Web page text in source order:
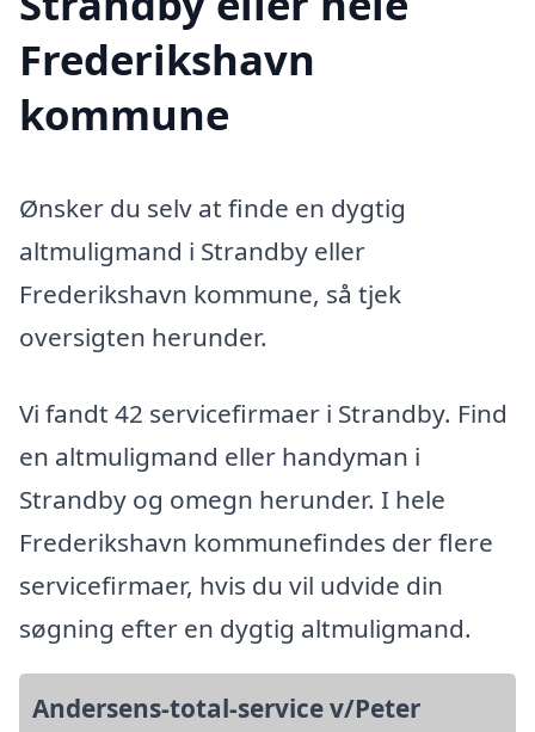
Frederikshavn
kommune
Ønsker du selv at finde en dygtig
altmuligmand i Strandby eller
Frederikshavn kommune, så tjek
oversigten herunder.
Vi fandt 42 servicefirmaer i Strandby. Find
en altmuligmand eller handyman i
Strandby og omegn herunder. I hele
Frederikshavn kommunefindes der flere
servicefirmaer, hvis du vil udvide din
søgning efter en dygtig altmuligmand.
Andersens-total-service v/Peter